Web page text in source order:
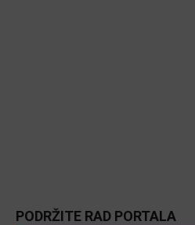
PODRŽITE RAD PORTALA